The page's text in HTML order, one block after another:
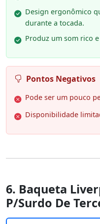
Design ergonômico
durante a tocada.
Produz um som rico
Pontos Negativos
Pode ser um pouco
Disponibilidade
6. Baqueta
P/Surdo De